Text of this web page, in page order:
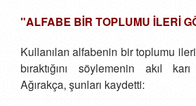
"ALFABE BİR TOPLUMU İLERİ
Kullanılan alfabenin bir toplumu
bıraktığını söylemenin akıl
Ağırakça, şunları kaydetti: